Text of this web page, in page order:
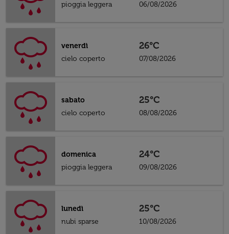
pioggia leggera
06/08/2026
venerdì
cielo coperto
26°C
07/08/2026
sabato
cielo coperto
25°C
08/08/2026
domenica
pioggia leggera
24°C
09/08/2026
lunedì
nubi sparse
25°C
10/08/2026